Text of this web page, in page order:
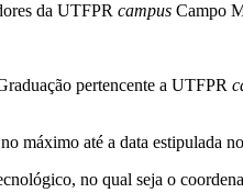
da UTFPR campus Campo
pertencente a UTFPR
máximo até a data estipulada
no qual seja o